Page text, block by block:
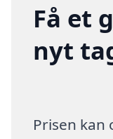
Få et
nyt
Prisen